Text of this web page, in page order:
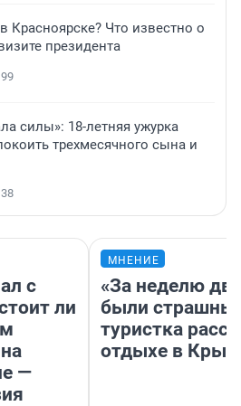
Красноярске? Что известно о
президента
99
силы»: 18-летняя ужурка
трехмесячного сына и
38
с
ли
—
МНЕНИЕ
«За неделю
были
туристка
отдыхе в